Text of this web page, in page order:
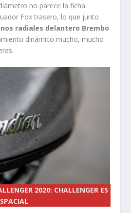
no parece la ficha
Fox trasero, lo que junto
radiales delantero Brembo
dinámico mucho, mucho
2020: CHALLENGER ES